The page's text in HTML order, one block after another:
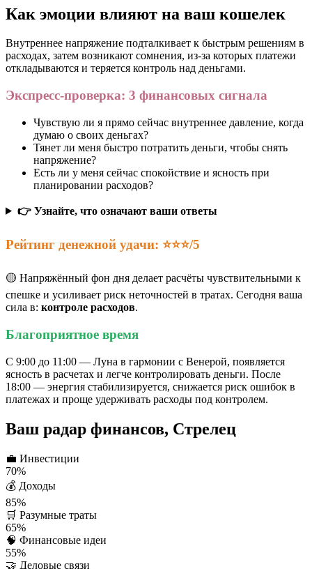
Как эмоции влияют на ваш кошелек
Внутреннее напряжение подталкивает к быстрым решениям в
расходах, затем возникают сомнения, из-за которых платежи
откладываются и теряется контроль над деньгами.
Экспресс-проверка: 3 финансовых сигнала
Чувствую ли я прямо сейчас внутреннее давление, когда
думаю о своих деньгах?
Тянет ли меня быстро потратить деньги, чтобы снять
напряжение?
Есть ли у меня сейчас спокойствие и ясность при
планировании расходов?
👉 Узнайте, что означают ваши ответы
Рейтинг денежной удачи: ⭐⭐⭐/5
🟡 Напряжённый фон дня делает расчёты чувствительными к
спешке и усиливает риск неточностей в тратах. Сегодня ваша
сила в: контроле расходов.
Благоприятное время
С 9:00 до 11:00 — Луна в гармонии с Венерой, появляется
ясность в расчетах и легче контролировать деньги. После
18:00 — энергия стабилизируется, снижается риск ошибок в
платежах и проще удерживать расходы под контролем.
Ваш радар финансов, Стрелец
💼 Инвестиции
70%
💰 Доходы
85%
🛒 Разумные траты
65%
🧠 Финансовые идеи
55%
🤝 Деловые связи